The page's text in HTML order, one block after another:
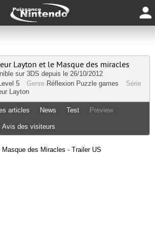
Layton et le Masque des miracles
sur 3DS depuis le 26/10/2012
5 Genre Réflexion Puzzle games
Série
Layton
articles News Test Preview
Avis des visiteurs
des Miracles - Trailer US